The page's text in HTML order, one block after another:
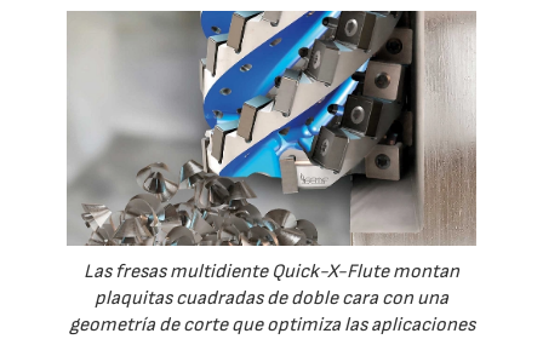
Las fresas multidiente Quick-X-Flute montan
plaquitas cuadradas de doble cara con una
geometría de corte que optimiza las aplicaciones